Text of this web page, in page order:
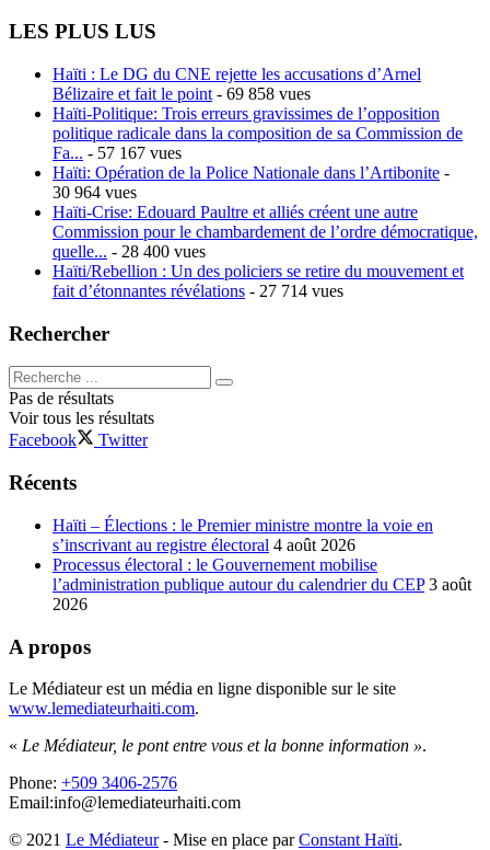
LES PLUS LUS
Haïti : Le DG du CNE rejette les accusations d’Arnel
Bélizaire et fait le point - 69 858 vues
Haïti-Politique: Trois erreurs gravissimes de l’opposition
politique radicale dans la composition de sa Commission de
Fa... - 57 167 vues
Haïti: Opération de la Police Nationale dans l’Artibonite -
30 964 vues
Haïti-Crise: Edouard Paultre et alliés créent une autre
Commission pour le chambardement de l’ordre démocratique,
quelle... - 28 400 vues
Haïti/Rebellion : Un des policiers se retire du mouvement et
fait d’étonnantes révélations - 27 714 vues
Rechercher
Pas de résultats
Voir tous les résultats
Facebook
Twitter
Récents
Haïti – Élections : le Premier ministre montre la voie en
s’inscrivant au registre électoral 4 août 2026
Processus électoral : le Gouvernement mobilise
l’administration publique autour du calendrier du CEP 3 août
2026
A propos
Le Médiateur est un média en ligne disponible sur le site
www.lemediateurhaiti.com.
« Le Médiateur, le pont entre vous et la bonne information ».
Phone: +509 3406-2576
Email:info@lemediateurhaiti.com
© 2021 Le Médiateur- Mise en place parConstant Haïti.